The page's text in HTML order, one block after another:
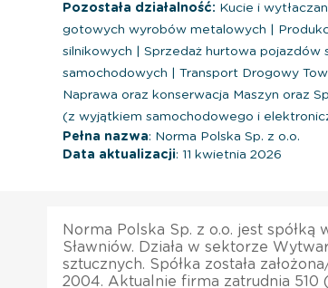
Pozostała działalność: Kucie i
gotowych wyrobów metalowych
silnikowych
Sprzedaż hurtowa pojazdów
samochodowych
Transport Drogowy
Naprawa oraz konserwacja Maszyn oraz
(z wyjątkiem samochodowego i
Pełna nazwa: Norma Polska Sp. z o.o.
Data aktualizacji: 11 kwietnia 2026
Norma Polska Sp. z o.o. jest spółką
Sławniów. Działa w sektorze
sztucznych. Spółka została
2004. Aktualnie firma zatrudnia 510